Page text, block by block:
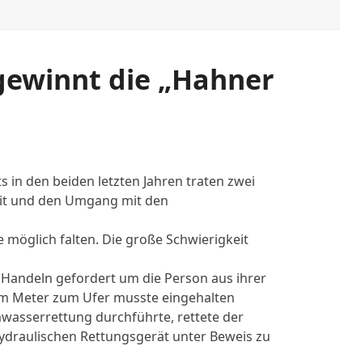
die „Hahner
in den beiden letzten Jahren traten zwei
und den Umgang mit den
möglich falten. Die große Schwierigkeit
gefordert um die Person aus ihrer
Meter zum Ufer musste eingehalten
durchführte, rettete der
Rettungsgerät unter Beweis zu